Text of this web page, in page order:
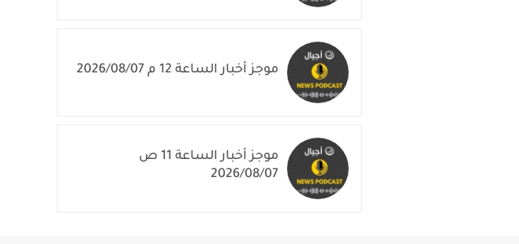
موجز أخبار الساعة 12 م 2026/08/07
موجز أخبار الساعة 11 ص
2026/08/07